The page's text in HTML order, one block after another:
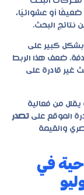
أو عشوائيًا،
البحث.
بشكل كبير على
ضعف هذا الربط
غير قادرة على
يقلل من فعالية
الموقع على تصدر
والقيمة
في